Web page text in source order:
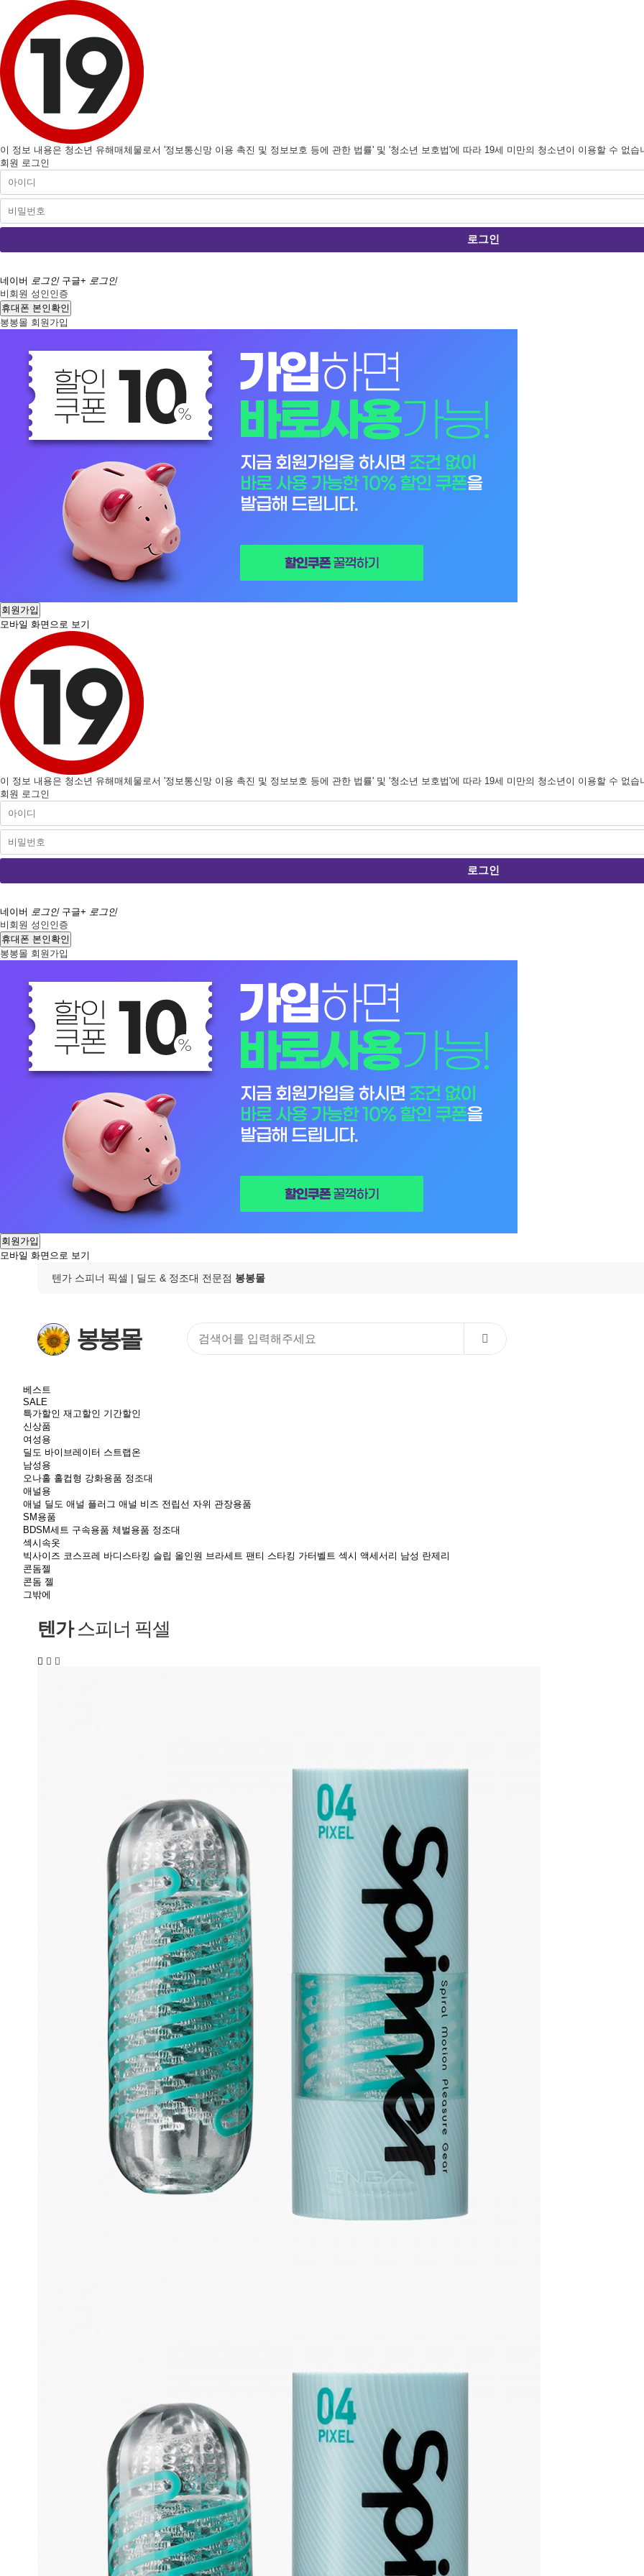
이 정보 내용은 청소년 유해매체물로서 '정보통신망 이용 촉진 및 정보보호 등에 관한 법률' 및 '청소년 보호법'에 따라 19세 미만의 청소년이 이용할 수 없습
회원 로그인
네이버 로그인 구글+ 로그인
비회원 성인인증
휴대폰 본인확인
봉봉몰 회원가입
회원가입
모바일 화면으로 보기
이 정보 내용은 청소년 유해매체물로서 '정보통신망 이용 촉진 및 정보보호 등에 관한 법률' 및 '청소년 보호법'에 따라 19세 미만의 청소년이 이용할 수 없습
회원 로그인
네이버 로그인 구글+ 로그인
비회원 성인인증
휴대폰 본인확인
봉봉몰 회원가입
회원가입
모바일 화면으로 보기
텐가 스피너 픽셀 | 딜도 & 정조대 전문점 봉봉몰
봉봉몰
베스트
SALE
특가할인 재고할인 기간할인
신상품
여성용
딜도 바이브레이터 스트랩온
남성용
오나홀 홀컵형 강화용품 정조대
애널용
애널 딜도 애널 플러그 애널 비즈 전립선 자위 관장용품
SM용품
BDSM세트 구속용품 체벌용품 정조대
섹시속옷
빅사이즈 코스프레 바디스타킹 슬립 올인원 브라세트 팬티 스타킹 가터벨트 섹시 액세서리 남성 란제리
콘돔젤
콘돔 젤
그밖에
텐가스피너 픽셀